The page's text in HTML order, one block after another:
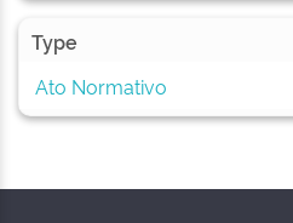
Type
Ato Normativo